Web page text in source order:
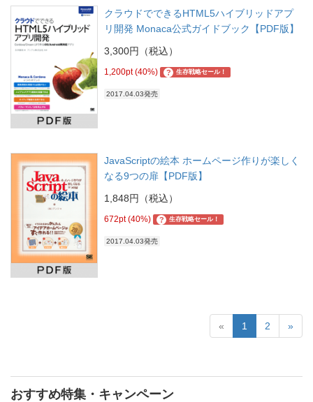
クラウドでできるHTML5ハイブリッドアプ
リ開発 Monaca公式ガイドブック【PDF版】
3,300円（税込）
1,200pt (40%) ? 生存戦略セール！
2017.04.03発売
JavaScriptの絵本 ホームページ作りが楽しく
なる9つの扉【PDF版】
1,848円（税込）
672pt (40%) ? 生存戦略セール！
2017.04.03発売
« 1 2 »
おすすめ特集・キャンペーン